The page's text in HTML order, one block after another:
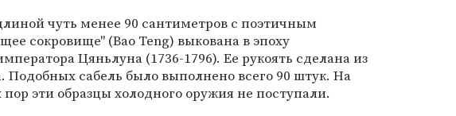
чуть менее 90 сантиметров с поэтичным
сокровище" (Bao Teng) выкована в эпоху
Цяньлуна (1736-1796). Ее рукоять сделана из
Подобных сабель было выполнено всего 90 штук. На
эти образцы холодного оружия не поступали.